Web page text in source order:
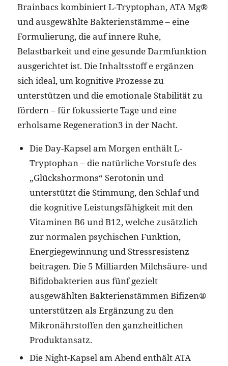
Brainbacs kombiniert L-Tryptophan, ATA Mg®
und ausgewählte Bakterienstämme – eine
Formulierung, die auf innere Ruhe,
Belastbarkeit und eine gesunde Darmfunktion
ausgerichtet ist. Die Inhaltsstoff e ergänzen
sich ideal, um kognitive Prozesse zu
unterstützen und die emotionale Stabilität zu
fördern – für fokussierte Tage und eine
erholsame Regeneration3 in der Nacht.
Die Day-Kapsel am Morgen enthält L-
Tryptophan – die natürliche Vorstufe des
„Glückshormons“ Serotonin und
unterstützt die Stimmung, den Schlaf und
die kognitive Leistungsfähigkeit mit den
Vitaminen B6 und B12, welche zusätzlich
zur normalen psychischen Funktion,
Energiegewinnung und Stressresistenz
beitragen. Die 5 Milliarden Milchsäure- und
Bifidobakterien aus fünf gezielt
ausgewählten Bakterienstämmen Bifizen®
unterstützen als Ergänzung zu den
Mikronährstoffen den ganzheitlichen
Produktansatz.
Die Night-Kapsel am Abend enthält ATA